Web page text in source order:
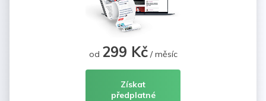
od 299 Kč/ měsíc
Získat
předplatné